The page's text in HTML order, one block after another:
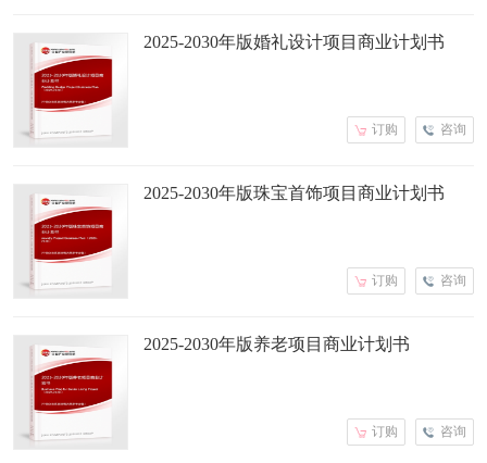
2025-2030年版婚礼设计项目商业计划书
咨询
订购
2025-2030年版珠宝首饰项目商业计划书
咨询
订购
2025-2030年版养老项目商业计划书
咨询
订购